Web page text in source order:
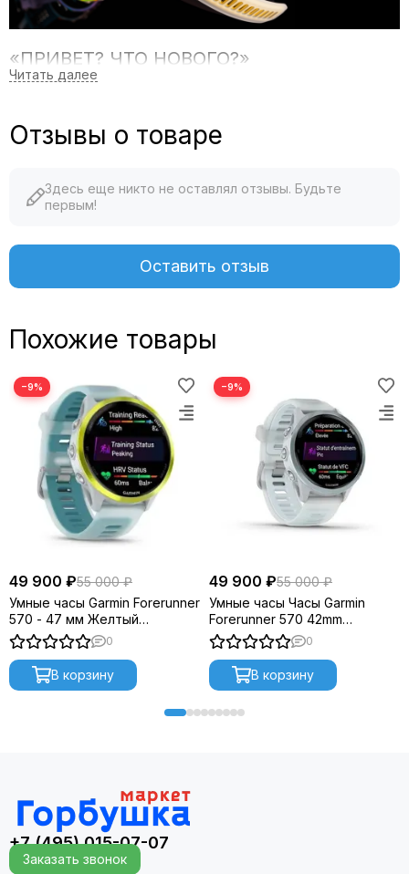
«ПРИВЕТ? ЧТО НОВОГО?»
УВЕРЕННОСТЬ В ВАШЕМ ОБУЧЕНИИ
БЛАГОДАРЯ РАСШИРЕННЫМ ВОЗМОЖНОСТЯМ
СОХРАНЯЙТЕ ДИСТАНЦИЮ
Отзывы о товаре
Здесь еще никто не оставлял отзывы. Будьте
первым!
Оставить отзыв
Похожие товары
−9%
49 900 ₽55 000 ₽
Умные часы Garmin Forerunner
570 - 47 мм Желтый
алюминий с полупрозрачным
белым/бирюзовым
ремешком
0
В корзину
−9%
49 900 ₽55 000 ₽
Умные часы Часы Garmin
Forerunner 570 42mm
Whitestone Blue0
В корзину
+7 (495) 015-07-07
Заказать звонок